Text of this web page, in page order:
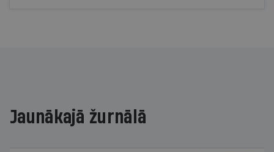
Jaunākajā žurnālā